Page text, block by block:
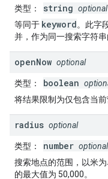
类型 ： string optional
等同于 keyword。此字
并，作为同一搜索字符串
openNow optional
类型 ： boolean
将结果限制为仅包含当前
radius optional
类型 ： number optional
搜索地点的范围，以米
的最大值为 50,000。